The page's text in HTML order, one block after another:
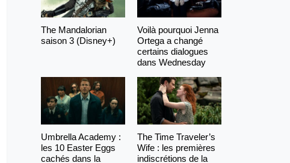
The Mandalorian
saison 3 (Disney+)
Voilà pourquoi Jenna
Ortega a changé
certains dialogues
dans Wednesday
Umbrella Academy :
les 10 Easter Eggs
cachés dans la
The Time Traveler’s
Wife : les premières
indiscrétions de la